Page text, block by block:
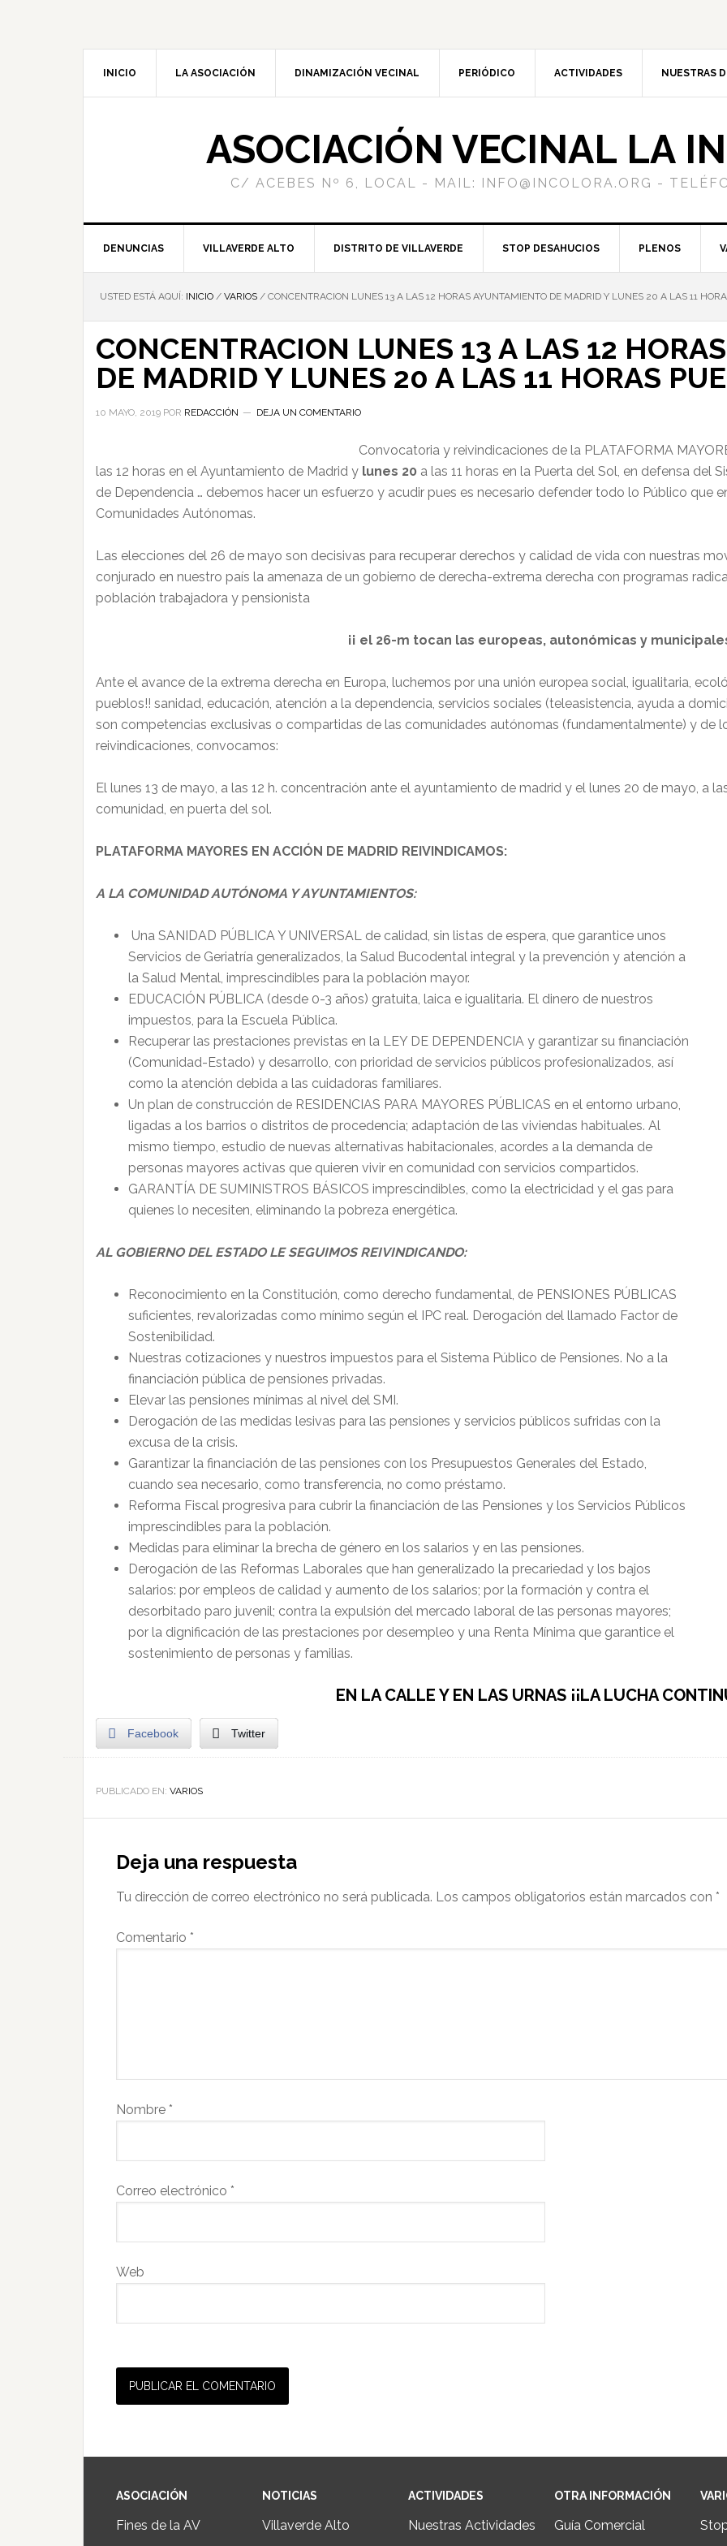
INICIO LA ASOCIACIÓN DINAMIZACIÓN VECINAL PERIÓDICO ACTIVIDADES NUESTRAS
ASOCIACIÓN VECINAL LA
C/ ACEBES Nº 6, LOCAL - MAIL: INFO@INCOLORA.ORG -
DENUNCIAS VILLAVERDE ALTO DISTRITO DE VILLAVERDE STOP DESAHUCIOS PLENOS
USTED ESTÁ AQUÍ: INICIO / VARIOS / CONCENTRACION LUNES 13 A LAS 12 HORAS AYUNTAMIENTO DE MADRID Y LUNES 20 A LAS 11
CONCENTRACION LUNES 13 A LAS 12
DE MADRID Y LUNES 20 A LAS 11 HORAS
10 MAYO, 2019 POR REDACCIÓN DEJA UN COMENTARIO
Convocatoria y reivindicaciones de la PLATAFORMA
las 12 horas en el Ayuntamiento de Madrid y lunes 20 a las 11 horas en la Puerta del Sol, en defensa del
de Dependencia … debemos hacer un esfuerzo y acudir pues es necesario defender todo lo Público que
Comunidades Autónomas.
Las elecciones del 26 de mayo son decisivas para recuperar derechos y calidad de vida con nuestras
conjurado en nuestro país la amenaza de un gobierno de derecha-extrema derecha con programas
población trabajadora y pensionista
¡¡ el 26-m tocan las europeas, autonómicas y
Ante el avance de la extrema derecha en Europa, luchemos por una unión europea social, igualitaria,
pueblos!! sanidad, educación, atención a la dependencia, servicios sociales (teleasistencia, ayuda a
son competencias exclusivas o compartidas de las comunidades autónomas (fundamentalmente) y de
reivindicaciones, convocamos:
El lunes 13 de mayo, a las 12 h. concentración ante el ayuntamiento de madrid y el lunes 20 de mayo, a
comunidad, en puerta del sol.
PLATAFORMA MAYORES EN ACCIÓN DE MADRID REIVINDICAMOS:
A LA COMUNIDAD AUTÓNOMA Y AYUNTAMIENTOS:
Una SANIDAD PÚBLICA Y UNIVERSAL de calidad, sin listas de espera, que garantice unos
Servicios de Geriatría generalizados, la Salud Bucodental integral y la prevención y atención a
la Salud Mental, imprescindibles para la población mayor.
EDUCACIÓN PÚBLICA (desde 0-3 años) gratuita, laica e igualitaria. El dinero de nuestros
impuestos, para la Escuela Pública.
Recuperar las prestaciones previstas en la LEY DE DEPENDENCIA y garantizar su financiación
(Comunidad-Estado) y desarrollo, con prioridad de servicios públicos profesionalizados, así
como la atención debida a las cuidadoras familiares.
Un plan de construcción de RESIDENCIAS PARA MAYORES PÚBLICAS en el entorno urbano,
ligadas a los barrios o distritos de procedencia; adaptación de las viviendas habituales. Al
mismo tiempo, estudio de nuevas alternativas habitacionales, acordes a la demanda de
personas mayores activas que quieren vivir en comunidad con servicios compartidos.
GARANTÍA DE SUMINISTROS BÁSICOS imprescindibles, como la electricidad y el gas para
quienes lo necesiten, eliminando la pobreza energética.
AL GOBIERNO DEL ESTADO LE SEGUIMOS REIVINDICANDO:
Reconocimiento en la Constitución, como derecho fundamental, de PENSIONES PÚBLICAS
suficientes, revalorizadas como mínimo según el IPC real. Derogación del llamado Factor de
Sostenibilidad.
Nuestras cotizaciones y nuestros impuestos para el Sistema Público de Pensiones. No a la
financiación pública de pensiones privadas.
Elevar las pensiones mínimas al nivel del SMI.
Derogación de las medidas lesivas para las pensiones y servicios públicos sufridas con la
excusa de la crisis.
Garantizar la financiación de las pensiones con los Presupuestos Generales del Estado,
cuando sea necesario, como transferencia, no como préstamo.
Reforma Fiscal progresiva para cubrir la financiación de las Pensiones y los Servicios Públicos
imprescindibles para la población.
Medidas para eliminar la brecha de género en los salarios y en las pensiones.
Derogación de las Reformas Laborales que han generalizado la precariedad y los bajos
salarios: por empleos de calidad y aumento de los salarios; por la formación y contra el
desorbitado paro juvenil; contra la expulsión del mercado laboral de las personas mayores;
por la dignificación de las prestaciones por desempleo y una Renta Mínima que garantice el
sostenimiento de personas y familias.
EN LA CALLE Y EN LAS URNAS ¡¡LA LUCHA
Facebook Twitter
PUBLICADO EN: VARIOS
Deja una respuesta
Tu dirección de correo electrónico no será publicada. Los campos obligatorios están marcados con *
Comentario *
Nombre *
Correo electrónico *
Web
ASOCIACIÓN
Fines de la AV
NOTICIAS
Villaverde Alto
ACTIVIDADES
Nuestras Actividades
OTRA INFORMACIÓN
Guía Comercial